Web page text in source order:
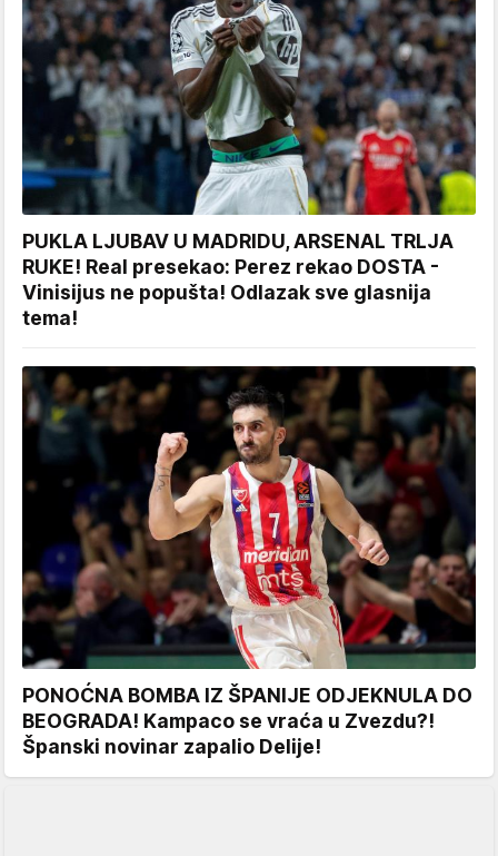
PUKLA LJUBAV U MADRIDU, ARSENAL TRLJA
RUKE! Real presekao: Perez rekao DOSTA -
Vinisijus ne popušta! Odlazak sve glasnija
tema!
PONOĆNA BOMBA IZ ŠPANIJE ODJEKNULA DO
BEOGRADA! Kampaco se vraća u Zvezdu?!
Španski novinar zapalio Delije!